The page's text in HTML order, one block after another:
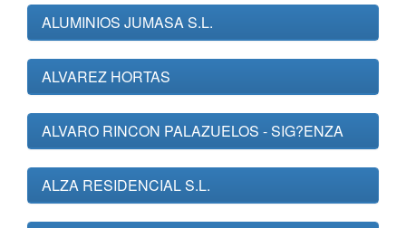
ALUMINIOS JUMASA S.L.
ALVAREZ HORTAS
ALVARO RINCON PALAZUELOS - SIG?ENZA
ALZA RESIDENCIAL S.L.